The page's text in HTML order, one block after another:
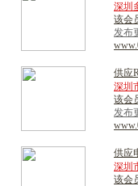
深圳
该会
发布
供应
深圳
该会
发布
供应
深圳
该会